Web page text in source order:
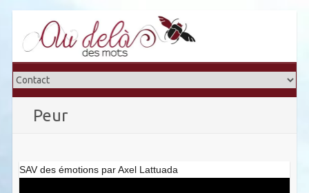
content
Peur
SAV des émotions par Axel Lattuada